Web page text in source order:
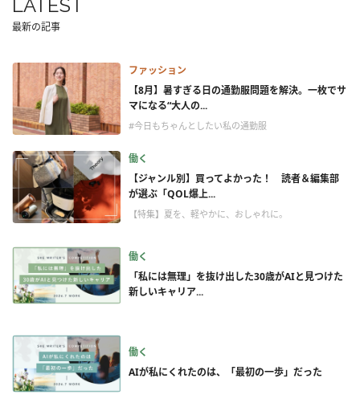
LATEST
最新の記事
ファッション
【8月】暑すぎる日の通勤服問題を解決。一枚でサ
マになる“大人の...
#今日もちゃんとしたい私の通勤服
働く
【ジャンル別】買ってよかった！ 読者＆編集部
が選ぶ「QOL爆上...
【特集】夏を、軽やかに、おしゃれに。
働く
「私には無理」を抜け出した30歳がAIと見つけた
新しいキャリア...
働く
AIが私にくれたのは、「最初の一歩」だった